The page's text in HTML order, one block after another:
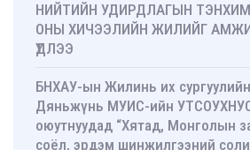
НИЙТИЙН УДИРДЛАГЫН ТЭНХИМ
ОНЫ ХИЧЭЭЛИЙН ЖИЛИЙГ
ҮДЛЭЭ
БНХАУ-ын Жилинь их
Дяньжүнь МУИС-ийн
оюутнуудад “Хятад, Монголын
соёл, эрдэм шинжилгээний